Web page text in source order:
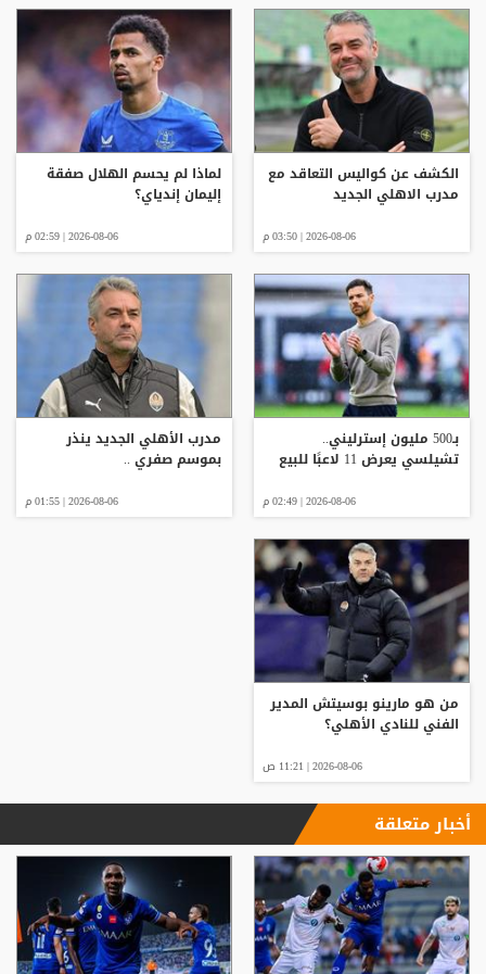
الكشف عن كواليس التعاقد مع
مدرب الاهلي الجديد
2026-08-06 | 03:50 م
لماذا لم يحسم الهلال صفقة
إليمان إندياي؟
2026-08-06 | 02:59 م
بـ500 مليون إسترليني..
تشيلسي يعرض 11 لاعبًا للبيع
2026-08-06 | 02:49 م
مدرب الأهلي الجديد ينذر
بموسم صفري ..
2026-08-06 | 01:55 م
من هو مارينو بوسيتش المدير
الفني للنادي الأهلي؟
2026-08-06 | 11:21 ص
أخبار متعلقة